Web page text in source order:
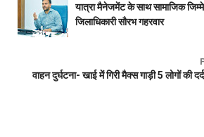
यात्रा मैनेजमेंट के साथ सामाजिक
जिलाधिकारी सौरभ गहरवार
वाहन दुर्घटना- खाई में गिरी मैक्स गाड़ी 5 लोगों की